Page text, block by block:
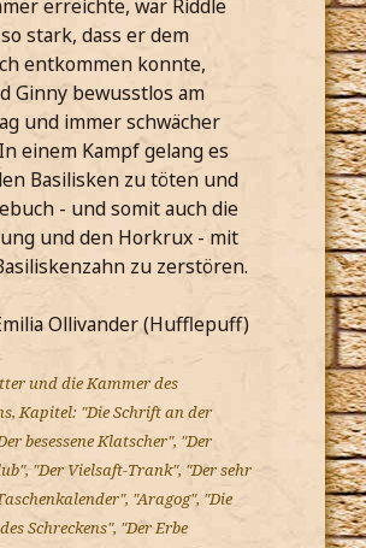
erreichte, war Riddle
stark, dass er dem
entkommen konnte,
Ginny bewusstlos am
und immer schwächer
einem Kampf gelang es
Basilisken zu töten und
- und somit auch die
und den Horkrux - mit
zu zerstören.
Ollivander (Hufflepuff)
und die Kammer des
Kapitel: "Die Schrift an der
besessene Klatscher", "Der
"Der Vielsaft-Trank", "Der sehr
"Aragog", "Die
Schreckens", "Der Erbe